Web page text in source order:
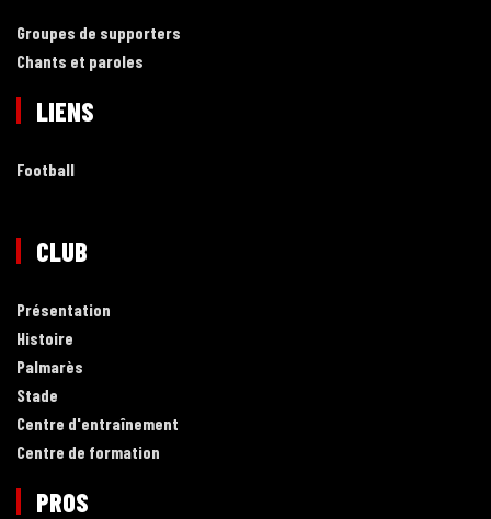
Groupes de supporters
Chants et paroles
LIENS
Football
CLUB
Présentation
Histoire
Palmarès
Stade
Centre d'entraînement
Centre de formation
PROS